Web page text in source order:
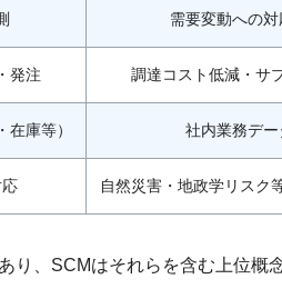
需要変動への対
発注 調達コスト低減・サ
庫等） 社内業務デー
自然災害・地政学リスク
り、SCMはそれらを含む上位概